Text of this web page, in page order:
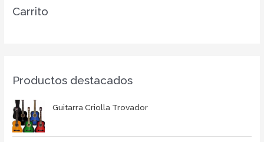
Carrito
Productos destacados
Guitarra Criolla Trovador